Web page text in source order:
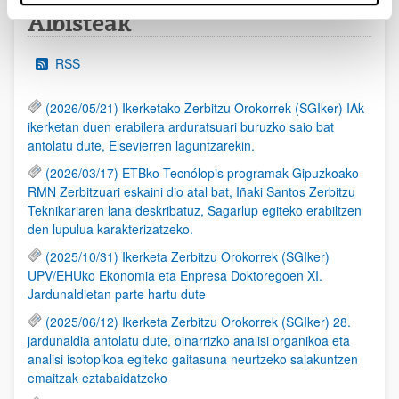
Albisteak
RSS
(2026/05/21) Ikerketako Zerbitzu Orokorrek (SGIker) IAk
ikerketan duen erabilera arduratsuari buruzko saio bat
antolatu dute, Elsevierren laguntzarekin.
(2026/03/17) ETBko Tecnólopis programak Gipuzkoako
RMN Zerbitzuari eskaini dio atal bat, Iñaki Santos Zerbitzu
Teknikariaren lana deskribatuz, Sagarlup egiteko erabiltzen
den lupulua karakterizatzeko.
(2025/10/31) Ikerketa Zerbitzu Orokorrek (SGIker)
UPV/EHUko Ekonomia eta Enpresa Doktoregoen XI.
Jardunaldietan parte hartu dute
(2025/06/12) Ikerketa Zerbitzu Orokorrek (SGIker) 28.
jardunaldia antolatu dute, oinarrizko analisi organikoa eta
analisi isotopikoa egiteko gaitasuna neurtzeko saiakuntzen
emaitzak eztabaidatzeko